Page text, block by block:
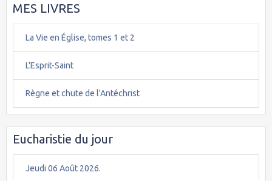
MES LIVRES
La Vie en Église, tomes 1 et 2
L'Esprit-Saint
Règne et chute de l'Antéchrist
Eucharistie du jour
Jeudi 06 Août 2026.